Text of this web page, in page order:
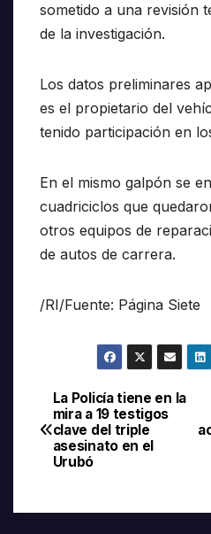
sometido a una revisión
de la investigación.
Los datos preliminares
es el propietario del
tenido participación en
En el mismo galpón se
cuadriciclos que
otros equipos de
de autos de carrera.
/RI/Fuente: Página Siete
Navegación
de
La Policía tiene en la
mira a 19 testigos
clave del triple
asesinato en el
Urubó